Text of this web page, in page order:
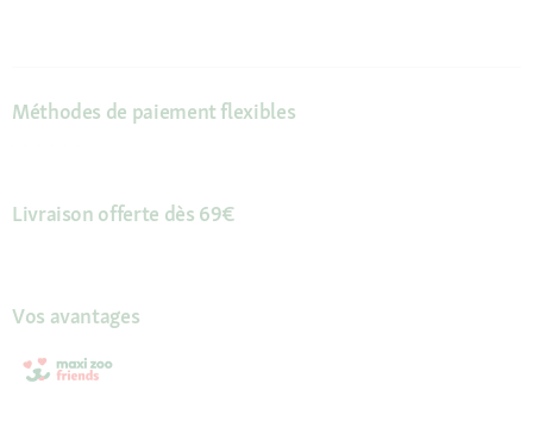
Méthodes de paiement flexibles
Livraison offerte dès 69€
Vos avantages